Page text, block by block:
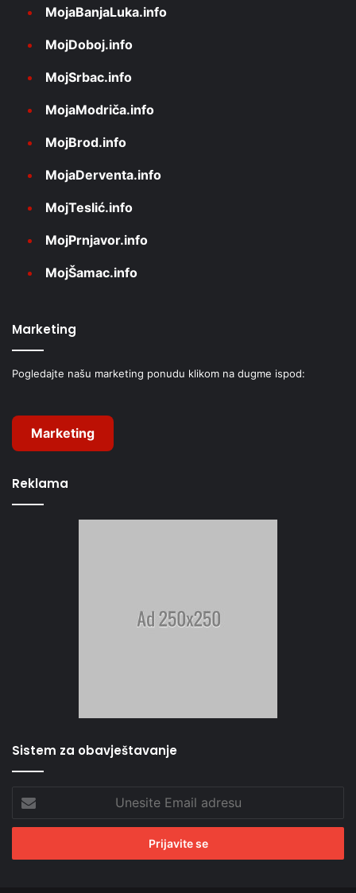
MojaBanjaLuka.info
MojDoboj.info
MojSrbac.info
MojaModriča.info
MojBrod.info
MojaDerventa.info
MojTeslić.info
MojPrnjavor.info
MojŠamac.info
Marketing
Pogledajte našu marketing ponudu klikom na dugme ispod:
Marketing
Reklama
Sistem za obavještavanje
Email
adresu